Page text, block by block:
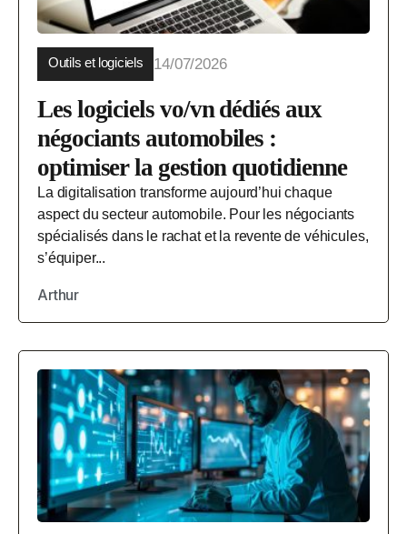
Outils et logiciels 14/07/2026
Les logiciels vo/vn dédiés aux
négociants automobiles :
optimiser la gestion quotidienne
La digitalisation transforme aujourd’hui chaque
aspect du secteur automobile. Pour les négociants
spécialisés dans le rachat et la revente de véhicules,
s’équiper...
Arthur